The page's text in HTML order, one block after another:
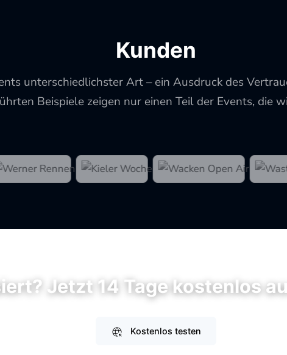
Kunden
unterschiedlichster Art – ein Ausdruck des
Beispiele zeigen nur einen Teil der Events, die
Jetzt 14 Tage kostenlos
Kostenlos testen